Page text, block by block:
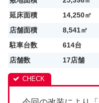
延床面積
14,250㎡
店舗面積
8,541㎡
駐車台数
614台
店舗数
17店舗